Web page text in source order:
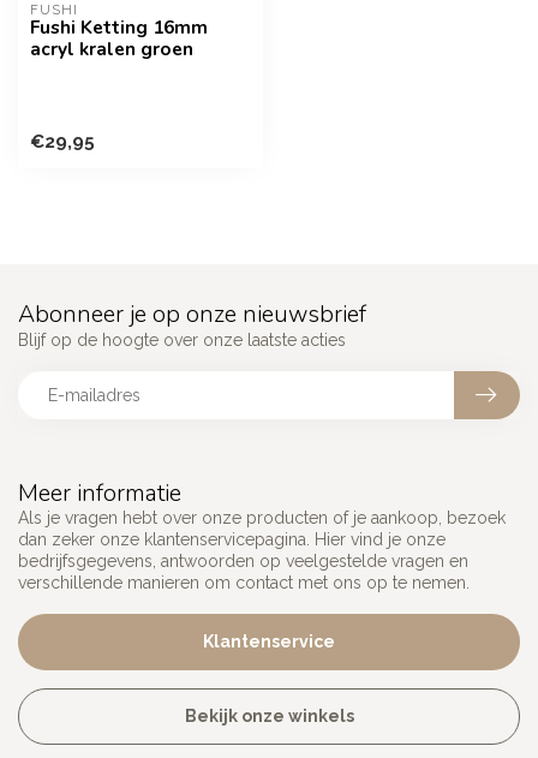
FUSHI
Fushi Ketting 16mm
acryl kralen groen
€29,95
Meer informatie
Als je vragen hebt over onze producten of je aankoop, bezoek
dan zeker onze klantenservicepagina. Hier vind je onze
bedrijfsgegevens, antwoorden op veelgestelde vragen en
verschillende manieren om contact met ons op te nemen.
Klantenservice
Bekijk onze winkels
Abonneer je op onze nieuwsbrief
Blijf op de hoogte over onze laatste acties